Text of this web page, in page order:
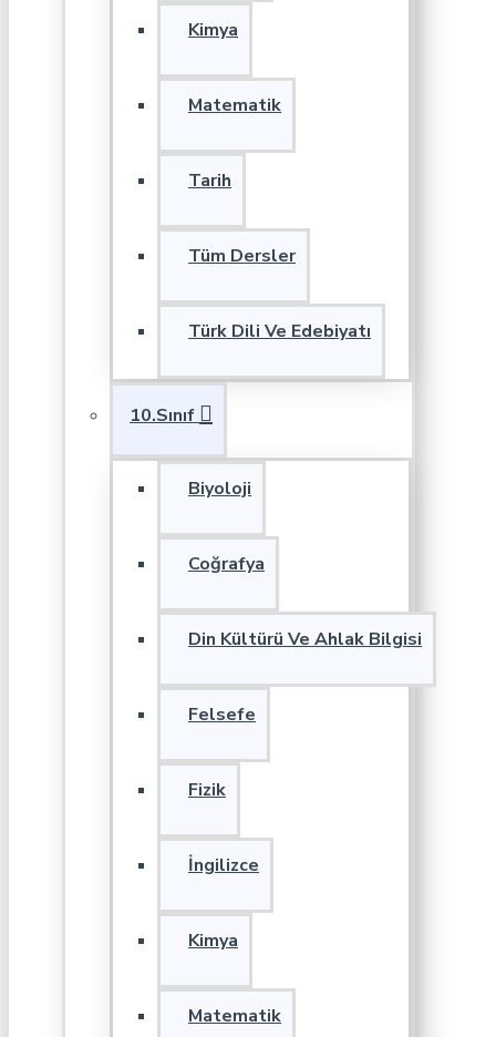
Kimya
Matematik
Tarih
Tüm Dersler
Türk Dili Ve Edebiyatı
10.Sınıf
Biyoloji
Coğrafya
Din Kültürü Ve Ahlak Bilgisi
Felsefe
Fizik
İngilizce
Kimya
Matematik